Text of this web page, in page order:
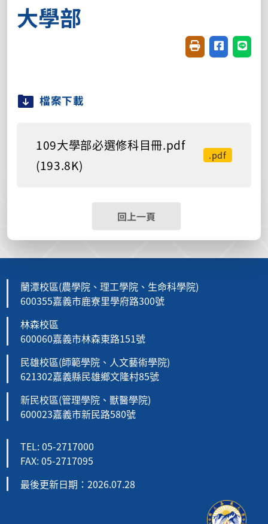
大學部
友善列印(開新視
分享至臉書
分享
檔案下載
109大學部必選修科目冊.pdf
(193.8K)
.pdf
回上一頁
蘭潭校區(農學院、理工學院、生命科學院)
600355嘉義市鹿寮里學府路300號
林森校區
600060嘉義市林森東路151號
民雄校區(師範學院、人文藝術學院)
621302嘉義縣民雄鄉文隆村85號
新民校區(管理學院、獸醫學院)
600023嘉義市新民路580號
TEL: 05-2717000
FAX: 05-2717095
最後更新日期：2026.07.28